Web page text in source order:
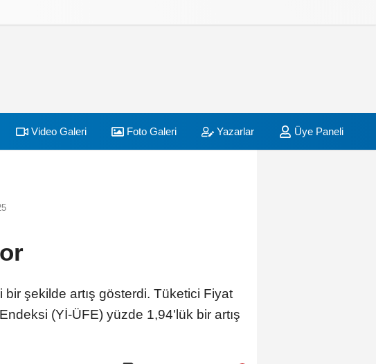
Video Galeri Foto Galeri Yazarlar Üye Paneli
şekilde artış gösterdi. Tüketici Fiyat
(Yİ-ÜFE) yüzde 1,94'lük bir artış